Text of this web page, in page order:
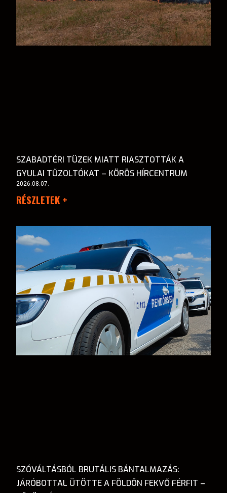
SZABADTÉRI TÜZEK MIATT RIASZTOTTÁK A
GYULAI TŰZOLTÓKAT – KÖRÖS HÍRCENTRUM
2026.08.07.
RÉSZLETEK +
SZÓVÁLTÁSBÓL BRUTÁLIS BÁNTALMAZÁS:
JÁRÓBOTTAL ÜTÖTTE A FÖLDÖN FEKVŐ FÉRFIT –